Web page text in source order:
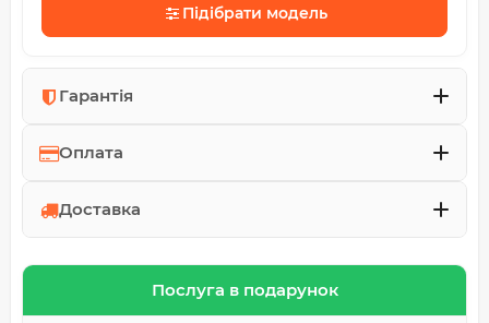
Підібрати модель
Гарантія
Оплата
Доставка
Послуга в подарунок